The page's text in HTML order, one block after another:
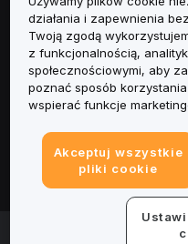
Usługi
Obsługa Klienta
Informacje prawne
© 2025-2026 Bybit.eu.
działania i zapewnienia
Twoją zgodą
z funkcjonalnością,
społecznościowymi, aby
poznać sposób
wspierać funkcje
Akceptuj wszystkie
pliki cookie